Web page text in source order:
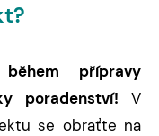
přípravy
poradenství! V
se obraťte na